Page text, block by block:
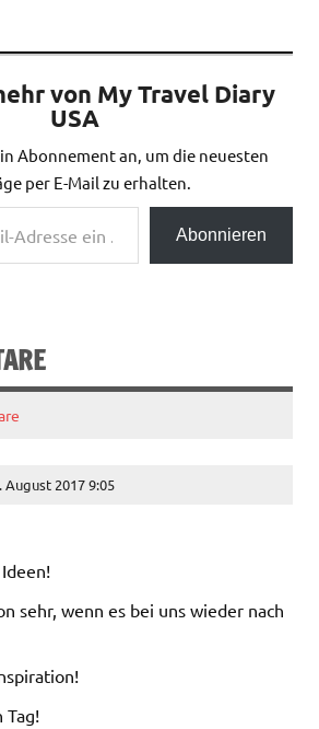
von My Travel Diary
USA
Abonnement an, um die neuesten
per E-Mail zu erhalten.
Abonnieren
August 2017 9:05
sehr, wenn es bei uns wieder nach
Tag!